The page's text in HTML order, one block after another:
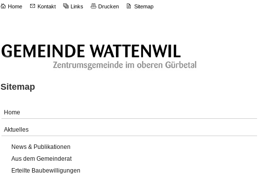
Home Kontakt Links Drucken Sitemap
Sitemap
Home
Aktuelles
News & Publikationen
Aus dem Gemeinderat
Erteilte Baubewilligungen